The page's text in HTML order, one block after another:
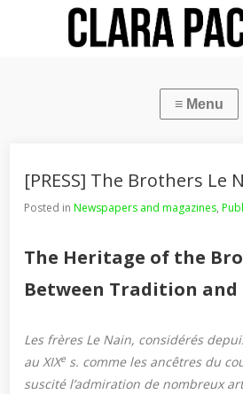
[PRESS] The Brothers Le
Posted inNewspapers and magazines,
The Heritage of the
Between Tradition
Les frères Le Nain, considérés
au XIXes. comme les ancêtres du
suscité l’admiration de nombreux